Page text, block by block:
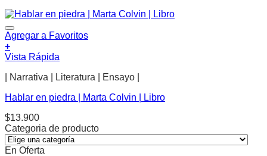
Agregar a Favoritos
+
Vista Rápida
| Narrativa | Literatura | Ensayo |
Hablar en piedra | Marta Colvin | Libro
$13.900
Categoria de producto
En Oferta